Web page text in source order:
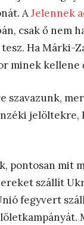
AJelennek
csak ő nem
Ha Márki-
minek kellene
szavazunk,
pontosan mit
szállít
fegyvert